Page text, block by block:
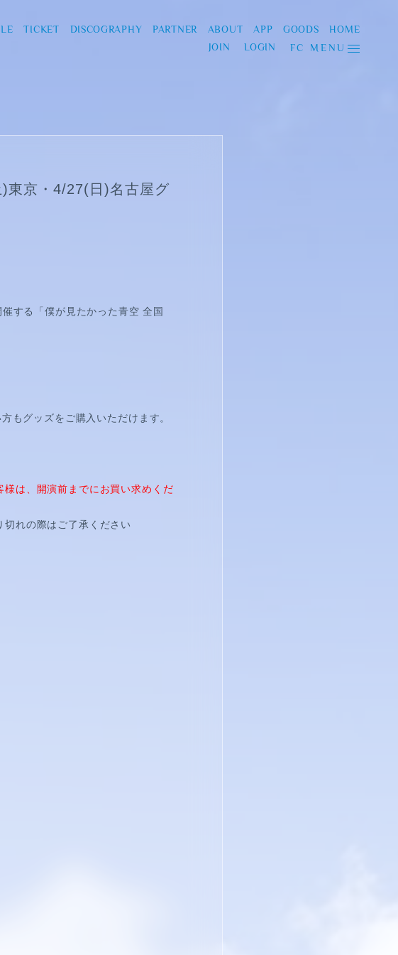
TICKET DISCOGRAPHY PARTNER ABOUT APP GOODS
HOME
JOIN
LOGIN FC MENU
東京・4/27(日)名古屋グ
する「僕が見たかった青空 全国
もグッズをご購入いただけます。
は、開演前までにお買い求めくだ
れの際はご了承ください